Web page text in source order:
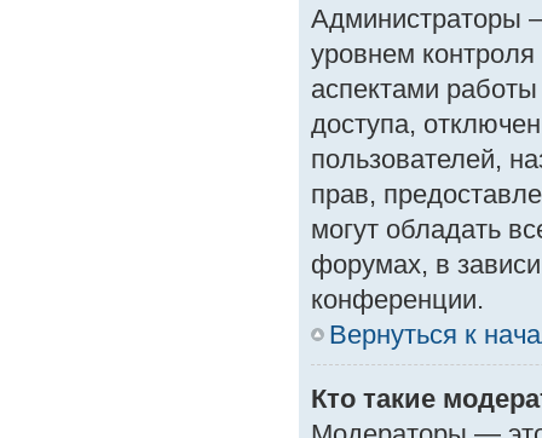
Администраторы
уровнем
аспектами
доступа,
пользователей,
прав,
могут обладать
форумах, в
конференции.
Вернуться к
Кто такие